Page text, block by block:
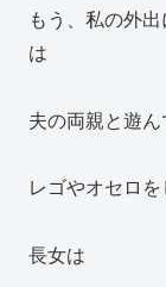
もう、私の外
は
夫の両親と遊ん
レゴやオセロを
長女は